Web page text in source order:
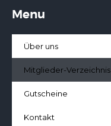
Menu
Über uns
Mitglieder-Verzeichnis
Gutscheine
Kontakt